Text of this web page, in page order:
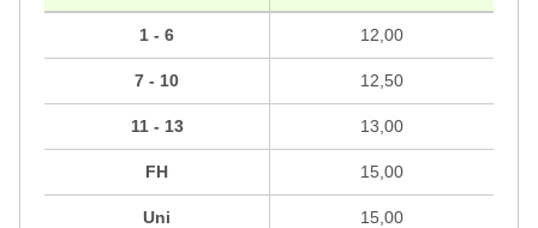
1 - 6
7 - 10
11 - 13
FH
Uni
12,00
12,50
13,00
15,00
15,00